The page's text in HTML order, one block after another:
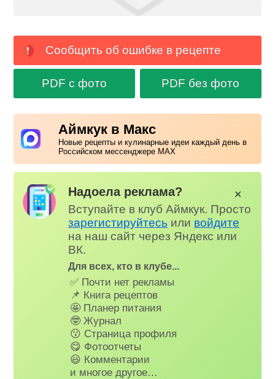
Сообщить об ошибке в рецепте
PDF с фото PDF без фото
Аймкук в Макс
Новые рецепты и кулинарные идеи каждый день в
Российском мессенджере MAX
Надоела реклама?
Вступайте в клуб Аймкук. Просто
зарегистируйтесь или войдите
на наш сайт через Яндекс или
ВК.
Для всех, кто в клубе...
✅ Почти нет рекламы
📌 Книга рецептов
🤩 Планер питания
🤓 Журнал
😗 Страница профиля
😋 Фотоотчеты
😃 Комментарии
и многое другое…
✕